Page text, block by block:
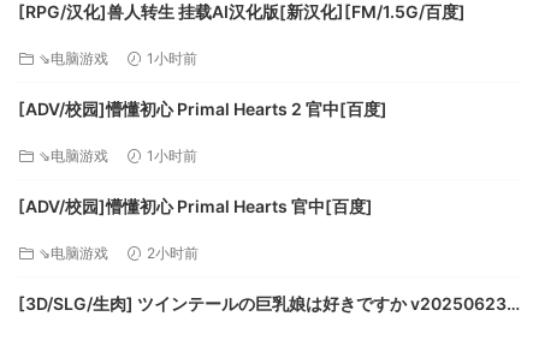
与商人交换物品
外的唯一人影——旅行商人进行对话。
[RPG/汉化]兽人转生 挂载AI汉化版[新汉化][FM/1.5G/百度]
⇘电脑游戏 1小时前
[ADV/校园]懵懂初心 Primal Hearts 2 官中[百度]
⇘电脑游戏 1小时前
[ADV/校园]懵懂初心 Primal Hearts 官中[百度]
⇘电脑游戏 2小时前
[3D/SLG/生肉] ツインテールの巨乳娘は好きですか v20250623